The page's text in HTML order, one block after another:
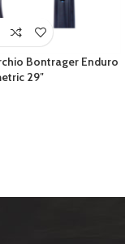
Bontrager Enduro
29″